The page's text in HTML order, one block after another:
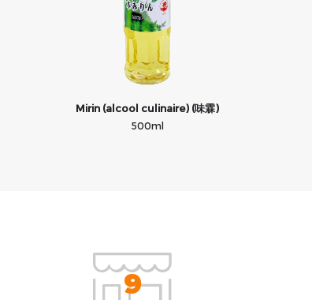
Mirin (alcool culinaire) (味霖)
500ml
9